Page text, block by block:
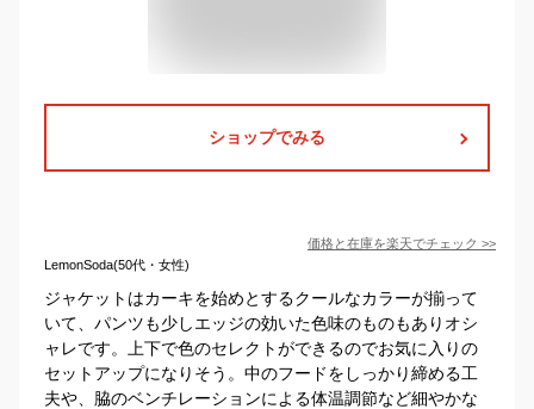
ショップでみる
価格と在庫を楽天でチェック >>
LemonSoda(50代・女性)
ジャケットはカーキを始めとするクールなカラーが揃って
いて、パンツも少しエッジの効いた色味のものもありオシ
ャレです。上下で色のセレクトができるのでお気に入りの
セットアップになりそう。中のフードをしっかり締める工
夫や、脇のベンチレーションによる体温調節など細やかな